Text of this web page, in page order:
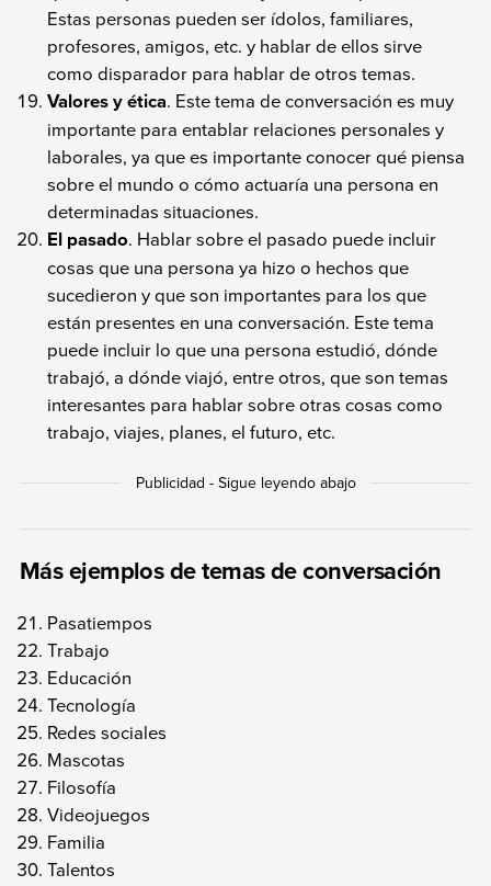
Estas personas pueden ser ídolos, familiares,
profesores, amigos, etc. y hablar de ellos sirve
como disparador para hablar de otros temas.
Valores y ética. Este tema de conversación es muy
importante para entablar relaciones personales y
laborales, ya que es importante conocer qué piensa
sobre el mundo o cómo actuaría una persona en
determinadas situaciones.
El pasado. Hablar sobre el pasado puede incluir
cosas que una persona ya hizo o hechos que
sucedieron y que son importantes para los que
están presentes en una conversación. Este tema
puede incluir lo que una persona estudió, dónde
trabajó, a dónde viajó, entre otros, que son temas
interesantes para hablar sobre otras cosas como
trabajo, viajes, planes, el futuro, etc.
Más ejemplos de temas de conversación
Pasatiempos
Trabajo
Educación
Tecnología
Redes sociales
Mascotas
Filosofía
Videojuegos
Familia
Talentos